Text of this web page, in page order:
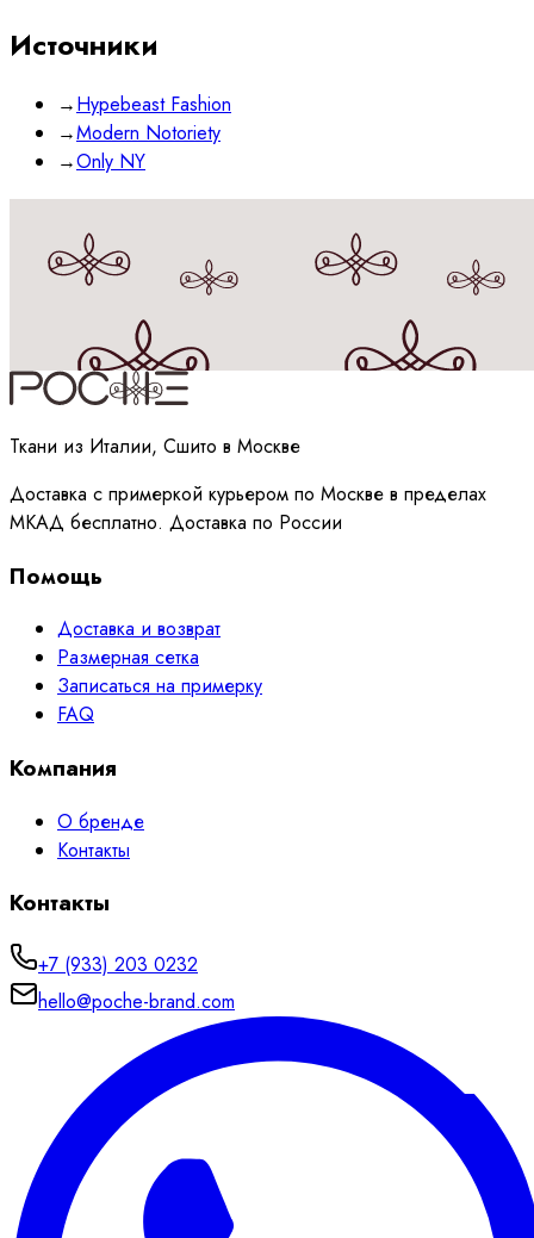
Источники
→Hypebeast Fashion
→Modern Notoriety
→Only NY
Принимаюполитикуобработки данных
Ткани из Италии, Сшито в Москве
Доставка с примеркой курьером по Москве в пределах
МКАД бесплатно. Доставка по России
Помощь
Доставка и возврат
Размерная сетка
Записаться на примерку
FAQ
Компания
О бренде
Контакты
Контакты
+7 (933) 203 0232
hello@poche-brand.com